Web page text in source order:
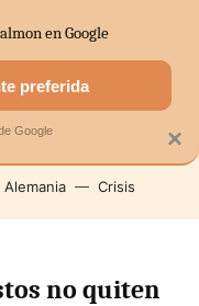
MERCADOS
Alemania Crisis
no quiten
×
en Google
preferida
Google